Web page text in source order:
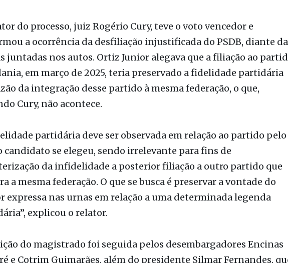
do processo, juiz Rogério Cury, teve o voto vencedor e
a ocorrência da desfiliação injustificada do PSDB, diante das
juntadas nos autos. Ortiz Junior alegava que a filiação ao partido
em março de 2025, teria preservado a fidelidade partidária
da integração desse partido à mesma federação, o que,
Cury, não acontece.
partidária deve ser observada em relação ao partido pelo
candidato se elegeu, sendo irrelevante para fins de
da infidelidade a posterior filiação a outro partido que
a mesma federação. O que se busca é preservar a vontade do
expressa nas urnas em relação a uma determinada legenda
explicou o relator.
do magistrado foi seguida pelos desembargadores Encinas
e Cotrim Guimarães, além do presidente Silmar Fernandes, que